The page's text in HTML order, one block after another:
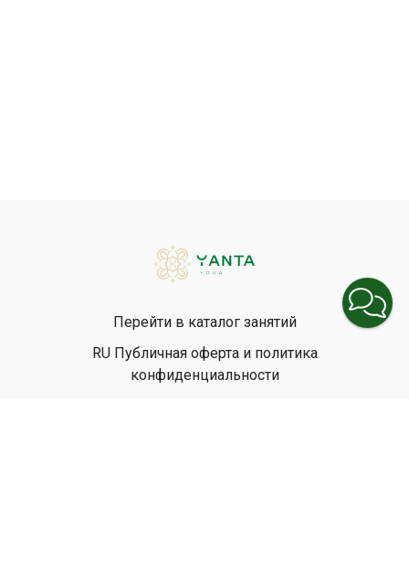
Перейти в каталог занятий
RU Публичная оферта и политика
конфиденциальности